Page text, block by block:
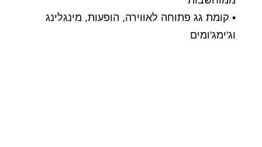
• קומת גג פתוחה לאווירה, הופעות, מינגלינג
וג'ימג'ומים